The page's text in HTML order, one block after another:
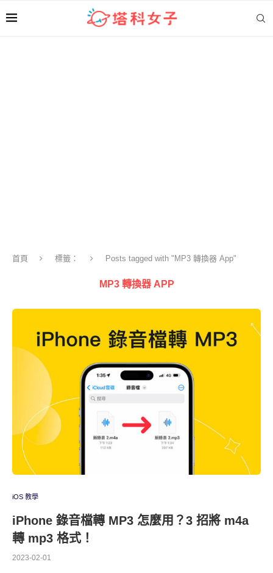
首頁 標籤： Posts tagged with "MP3 轉換器 App"
MP3 轉換器 APP
iOS 教學
iPhone 錄音檔轉 MP3 怎麼用？3 招將 m4a
轉 mp3 格式！
2023-02-01